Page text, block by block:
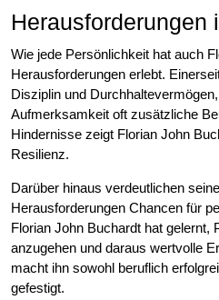
Herausforderungen
Wie jede Persönlichkeit hat auch
Herausforderungen erlebt.
Disziplin und
Aufmerksamkeit oft zusätzliche
Hindernisse zeigt Florian John
Resilienz.
Darüber hinaus verdeutlichen
Herausforderungen Chancen für
Florian John Buchardt hat gelernt,
anzugehen und daraus wertvolle
macht ihn sowohl beruflich
gefestigt.